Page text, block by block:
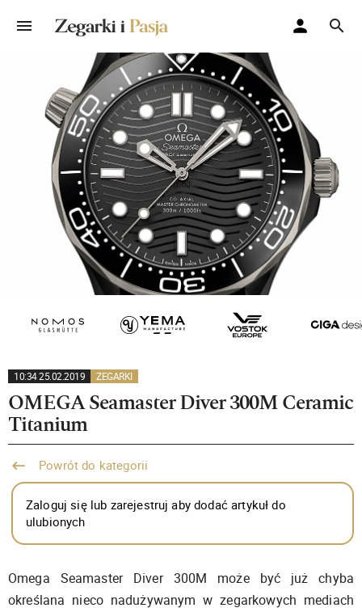
10:34 25.02.2019 ZEGARKI
OMEGA Seamaster Diver 300M Ceramic
Titanium
Powrót do kategorii
Zaloguj się lub zarejestruj aby dodać artykuł do
ulubionych
Omega Seamaster Diver 300M może być już chyba
określana nieco nadużywanym w zegarkowych mediach